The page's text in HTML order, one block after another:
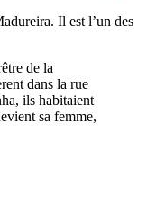
Il est l’un des
de la
dans la rue
ils habitaient
sa femme,